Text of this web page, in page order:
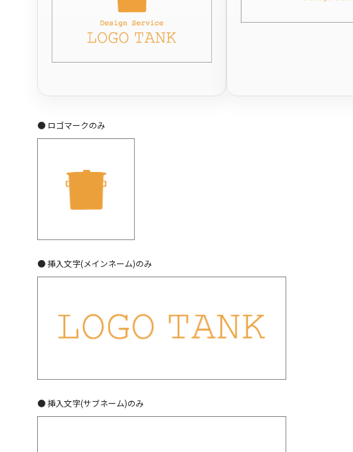
● ロゴマークのみ
● 挿入文字(メインネーム)のみ
● 挿入文字(サブネーム)のみ